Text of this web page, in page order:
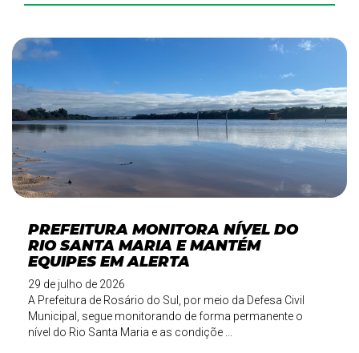
PREFEITURA MONITORA NÍVEL DO
RIO SANTA MARIA E MANTÉM
EQUIPES EM ALERTA
29 de julho de 2026
A Prefeitura de Rosário do Sul, por meio da Defesa Civil
Municipal, segue monitorando de forma permanente o
nível do Rio Santa Maria e as condiçõe ...